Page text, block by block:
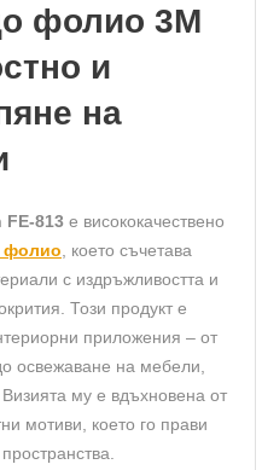
фолио 3M
и
на
FE-813 е висококачествено
фолио , което съчетава
с издръжливостта и
Този продукт е
приложения – от
освежаване на мебели,
му е вдъхновена от
мотиви, което го прави